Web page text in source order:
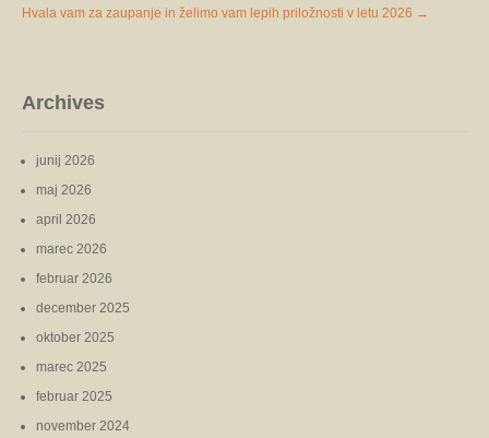
Hvala vam za zaupanje in želimo vam lepih priložnosti v letu 2026 →
Archives
junij 2026
maj 2026
april 2026
marec 2026
februar 2026
december 2025
oktober 2025
marec 2025
februar 2025
november 2024